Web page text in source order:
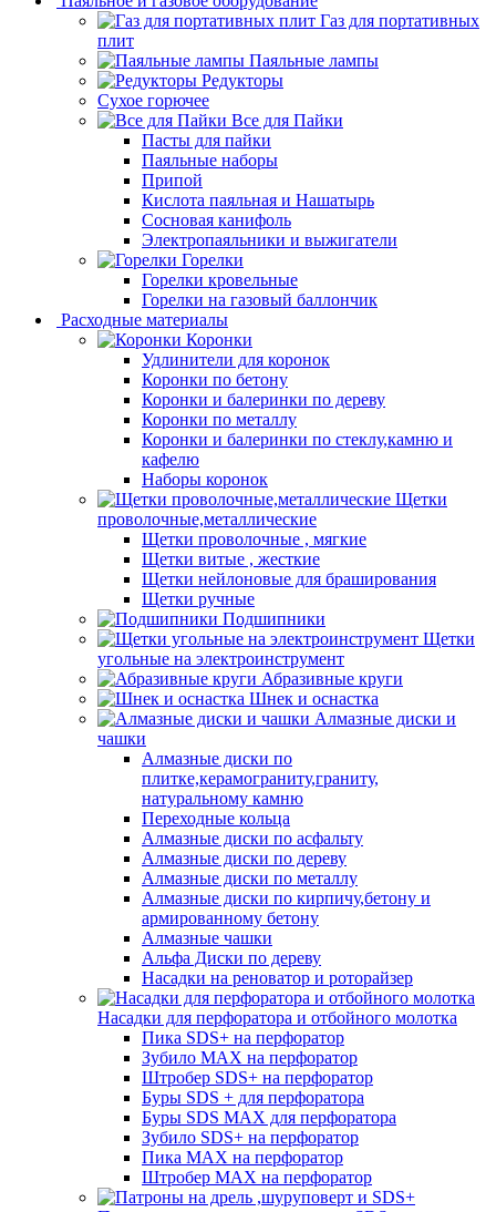
Газ для портативных
плит
Паяльные лампы
Редукторы
Сухое горючее
Все для Пайки
Пасты для пайки
Паяльные наборы
Припой
Кислота паяльная и Нашатырь
Сосновая канифоль
Электропаяльники и выжигатели
Горелки
Горелки кровельные
Горелки на газовый баллончик
Расходные материалы
Коронки
Удлинители для коронок
Коронки по бетону
Коронки и балеринки по дереву
Коронки по металлу
Коронки и балеринки по стеклу,камню и
кафелю
Наборы коронок
Щетки
проволочные,металлические
Щетки проволочные , мягкие
Щетки витые , жесткие
Щетки нейлоновые для браширования
Щетки ручные
Подшипники
Щетки
угольные на электроинструмент
Абразивные круги
Шнек и оснастка
Алмазные диски и
чашки
Алмазные диски по
плитке,керамограниту,граниту,
натуральному камню
Переходные кольца
Алмазные диски по асфальту
Алмазные диски по дереву
Алмазные диски по металлу
Алмазные диски по кирпичу,бетону и
армированному бетону
Алмазные чашки
Альфа Диски по дереву
Насадки на реноватор и роторайзер
Насадки для перфоратора и отбойного молотка
Пика SDS+ на перфоратор
Зубило MAX на перфоратор
Штробер SDS+ на перфоратор
Буры SDS + для перфоратора
Буры SDS MAX для перфоратора
Зубило SDS+ на перфоратор
Пика MAX на перфоратор
Штробер MAX на перфоратор